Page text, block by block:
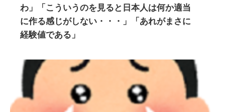
わ」「こういうのを見ると日本人は何か適当
に作る感じがしない・・・」「あれがまさに
経験値である」